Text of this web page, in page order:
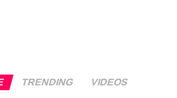
TRENDING VIDEOS